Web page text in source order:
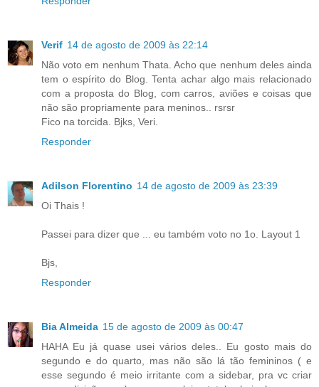
Verif 14 de agosto de 2009 às 22:14
Não voto em nenhum Thata. Acho que nenhum deles ainda
tem o espírito do Blog. Tenta achar algo mais relacionado
com a proposta do Blog, com carros, aviões e coisas que
não são propriamente para meninos.. rsrsr
Fico na torcida. Bjks, Veri.
Responder
Adilson Florentino 14 de agosto de 2009 às 23:39
Oi Thais !
Passei para dizer que ... eu também voto no 1o. Layout 1
Bjs,
Responder
Bia Almeida 15 de agosto de 2009 às 00:47
HAHA Eu já quase usei vários deles.. Eu gosto mais do
segundo e do quarto, mas não são lá tão femininos ( e
esse segundo é meio irritante com a sidebar, pra vc criar